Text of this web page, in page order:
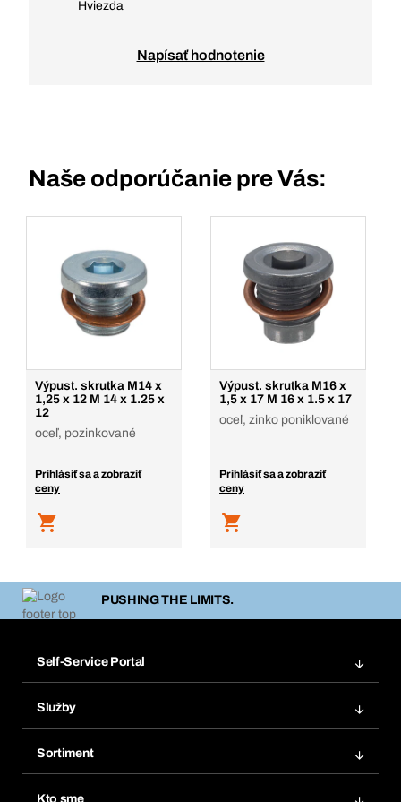
Hviezda
Napísať hodnotenie
Naše odporúčanie pre Vás:
Výpust. skrutka M14 x
1,25 x 12 M 14 x 1.25 x
12
oceľ, pozinkované
Prihlásiť sa a zobraziť
ceny
Výpust. skrutka M16 x
1,5 x 17 M 16 x 1.5 x 17
oceľ, zinko poniklované
Prihlásiť sa a zobraziť
ceny
PUSHING THE LIMITS.
Self-Service Portal
Obľúbené
Opakované objednávky
Služby
Chemická databáza
Sortiment
Kto sme